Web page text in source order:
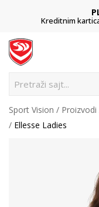
Kreditnim
P
Sport Vision Proizvodi
Ellesse Ladies